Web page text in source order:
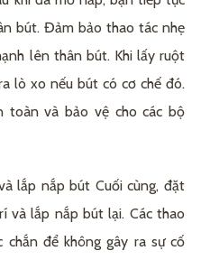
bút. Đảm bảo thao tác nhẹ
lên thân bút. Khi lấy ruột
lò xo nếu bút có cơ chế đó.
toàn và bảo vệ cho các bộ
lắp nắp bút Cuối cùng, đặt
và lắp nắp bút lại. Các thao
chắn để không gây ra sự cố